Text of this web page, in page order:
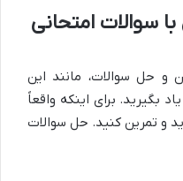
سوالات امتحانی
و حل سوالات، مانند این
بگیرید. برای اینکه واقعاً
و تمرین کنید. حل سوالات